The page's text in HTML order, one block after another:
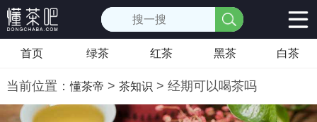
首页 绿茶 红茶 黑茶 白茶
当前位置：懂茶帝 > 茶知识 > 经期可以喝茶吗